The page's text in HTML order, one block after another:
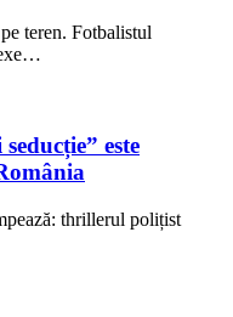
teren. Fotbalistul
este
thrillerul polițist